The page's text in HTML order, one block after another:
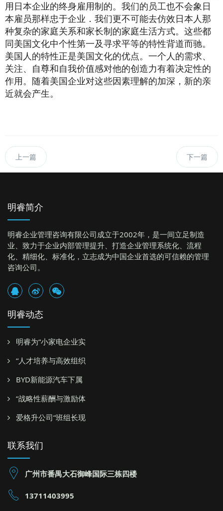
用日本企业的终身雇用制的。我们的员工也不会象日
本雇员那样忠于企业．我们更不可能去仿效日本人那
种复杂的家庭关系和家长制的家庭生活方式。这些都
同美国文化中个性第一及寻求平等的特性背道而驰。
美国人的特性正是美国文化的优点。一个人的需求、
关注、自尊和自我价值感对他的创造力有着决定性的
作用。随着美国企业对这些因素理解的加深，新的亲
近就会产生。
上一篇 下一篇
明睿简介
明睿企业管理咨询有限公司成立于2002年，是一间立足制造
业、致力于企业内部管理提升、打造企业管理系统化、流程
化、精细化、标准化，立志成为中国企业首选的可信赖的管理
咨询公司。
明睿动态
明睿为“小家电企业实
“人才培养与高效组织
BYD新能源汽车下属
“战略性薪酬与激励体
爱格升公司“班组长现
联系我们
广州市番禺大石御峰国际三栋四楼
13711403995